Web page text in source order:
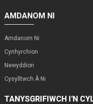
AMDANOM NI
Amdanom Ni
Cynhyrchion
Newyddion
Cysylltwch Â Ni
TANYSGRIFIWCH I'N